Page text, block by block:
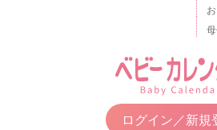
ログイン／新規